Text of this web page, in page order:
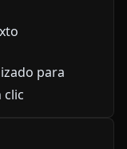
para
clic